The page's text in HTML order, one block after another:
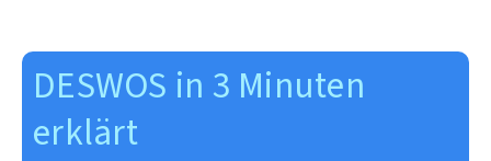
DESWOS in 3 Minuten
erklärt